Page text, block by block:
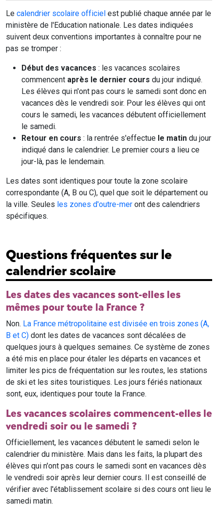
Le calendrier scolaire officiel est publié chaque année par le
ministère de l'Education nationale. Les dates indiquées
suivent deux conventions importantes à connaître pour ne
pas se tromper :
Début des vacances : les vacances scolaires
commencent après le dernier cours du jour indiqué.
Les élèves qui n'ont pas cours le samedi sont donc en
vacances dès le vendredi soir. Pour les élèves qui ont
cours le samedi, les vacances débutent officiellement
le samedi.
Retour en cours : la rentrée s'effectue le matin du jour
indiqué dans le calendrier. Le premier cours a lieu ce
jour-là, pas le lendemain.
Les dates sont identiques pour toute la zone scolaire
correspondante (A, B ou C), quel que soit le département ou
la ville. Seules les zones d'outre-mer ont des calendriers
spécifiques.
Questions fréquentes sur le
calendrier scolaire
Les dates des vacances sont-elles les
mêmes pour toute la France ?
Non. La France métropolitaine est divisée en trois zones (A,
B et C) dont les dates de vacances sont décalées de
quelques jours à quelques semaines. Ce système de zones
a été mis en place pour étaler les départs en vacances et
limiter les pics de fréquentation sur les routes, les stations
de ski et les sites touristiques. Les jours fériés nationaux
sont, eux, identiques pour toute la France.
Les vacances scolaires commencent-elles le
vendredi soir ou le samedi ?
Officiellement, les vacances débutent le samedi selon le
calendrier du ministère. Mais dans les faits, la plupart des
élèves qui n'ont pas cours le samedi sont en vacances dès
le vendredi soir après leur dernier cours. Il est conseillé de
vérifier avec l'établissement scolaire si des cours ont lieu le
samedi matin.